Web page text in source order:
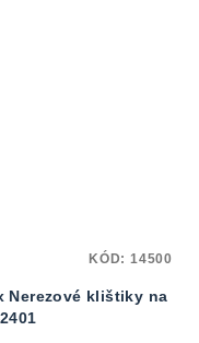
Nerezové klištiky na
KÓD: 14500